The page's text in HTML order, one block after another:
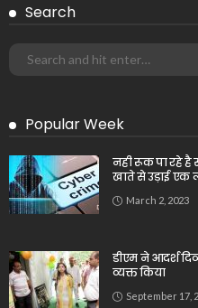
Search
Popular Week
नही रूक पा रहे है
खाते से उड़ाई एक
March 2, 2023
डीएम ने आदर्श
व्यक्त किया
September 17,